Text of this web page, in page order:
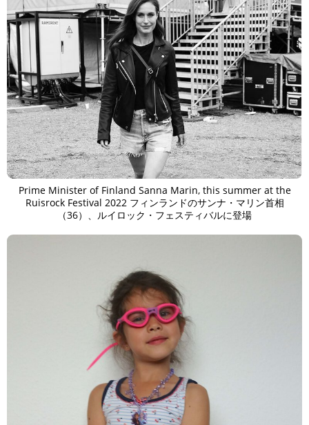
Prime Minister of Finland Sanna Marin, this summer at the
Ruisrock Festival 2022 フィンランドのサンナ・マリン首相
（36）、ルイロック・フェスティバルに登場